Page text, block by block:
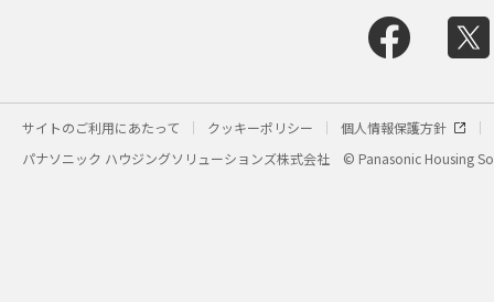
サイトのご利用にあたって クッキーポリシー
個人情報保護方針
パナソニック ハウジングソリューションズ株式会社
© Panasonic Housing